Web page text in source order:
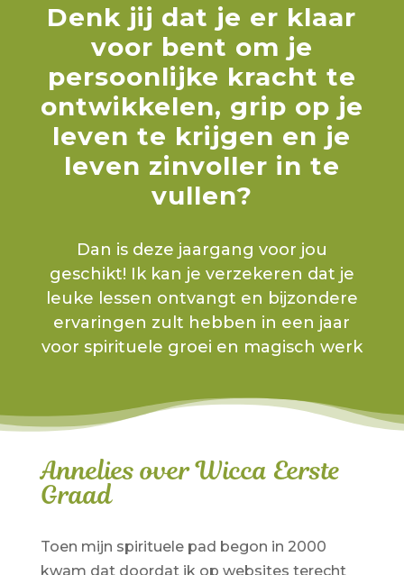
Denk jij dat je er klaar
voor bent om je
persoonlijke kracht te
ontwikkelen, grip op je
leven te krijgen en je
leven zinvoller in te
vullen?
Dan is deze jaargang voor jou
geschikt! Ik kan je verzekeren dat je
leuke lessen ontvangt en bijzondere
ervaringen zult hebben in een jaar
voor spirituele groei en magisch werk
Annelies over Wicca Eerste
Graad
Toen mijn spirituele pad begon in 2000
kwam dat doordat ik op websites terecht